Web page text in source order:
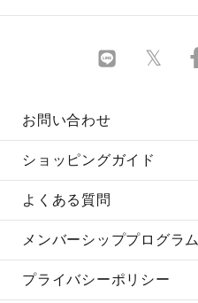
お問い合わせ
ショッピングガイド
よくある質問
メンバーシッププログラム
プライバシーポリシー